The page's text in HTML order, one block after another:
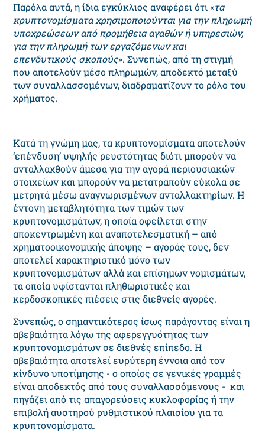
Παρόλα αυτά, η ίδια εγκύκλιος αναφέρει ότι «τα
κρυπτονομίσματα χρησιμοποιούνται για την πληρωμή
υποχρεώσεων από προμήθεια αγαθών ή υπηρεσιών,
για την πληρωμή των εργαζόμενων και
επενδυτικούς σκοπούς». Συνεπώς, από τη στιγμή
που αποτελούν μέσο πληρωμών, αποδεκτό μεταξύ
των συναλλασσομένων, διαδραματίζουν το ρόλο του
χρήματος.
Κατά τη γνώμη μας, τα κρυπτονομίσματα αποτελούν
‘επένδυση’ υψηλής ρευστότητας διότι μπορούν να
ανταλλαχθούν άμεσα για την αγορά περιουσιακών
στοιχείων και μπορούν να μετατραπούν εύκολα σε
μετρητά μέσω αναγνωρισμένων ανταλλακτηρίων. Η
έντονη μεταβλητότητα των τιμών των
κρυπτονομισμάτων, η οποία οφείλεται στην
αποκεντρωμένη και αναποτελεσματική – από
χρηματοοικονομικής άποψης – αγοράς τους, δεν
αποτελεί χαρακτηριστικό μόνο των
κρυπτονομισμάτων αλλά και επίσημων νομισμάτων,
τα οποία υφίστανται πληθωριστικές και
κερδοσκοπικές πιέσεις στις διεθνείς αγορές.
Συνεπώς, ο σημαντικότερος ίσως παράγοντας είναι η
αβεβαιότητα λόγω της αφερεγγυότητας των
κρυπτονομισμάτων σε διεθνές επίπεδο. Η
αβεβαιότητα αποτελεί ευρύτερη έννοια από τον
κίνδυνο υποτίμησης - ο οποίος σε γενικές γραμμές
είναι αποδεκτός από τους συναλλασσόμενους - και
πηγάζει από τις απαγορεύσεις κυκλοφορίας ή την
επιβολή αυστηρού ρυθμιστικού πλαισίου για τα
κρυπτονομίσματα.